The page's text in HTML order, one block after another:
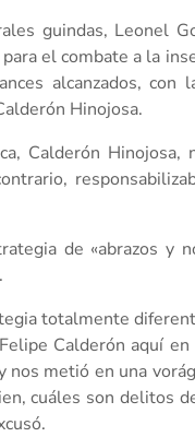
guindas, Leonel
el combate a la
alcanzados, con
Hinojosa.
Calderón Hinojosa,
de «abrazos y
totalmente
Calderón aquí en
metió en una
cuáles son delitos